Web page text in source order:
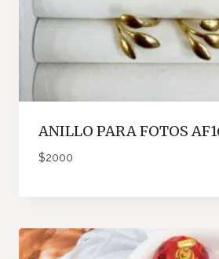
ANILLO PARA FOTOS
$2000